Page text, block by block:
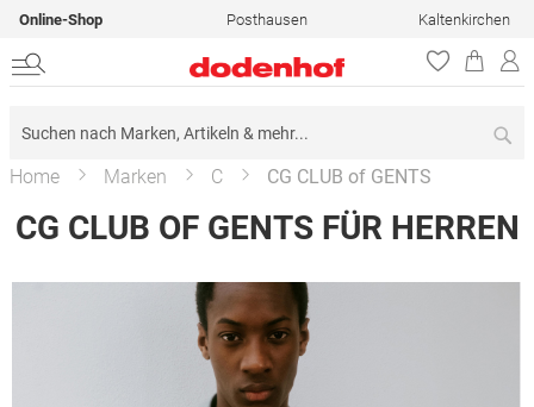
Online-Shop Posthausen Kaltenkirchen
Home Marken C CG CLUB of GENTS
CG CLUB OF GENTS FÜR HERREN